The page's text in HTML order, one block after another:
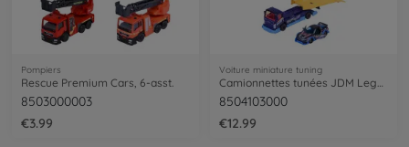
Pompiers
Rescue Premium Cars, 6-asst.
8503000003
€3.99
Voiture miniature tuning
Camionnettes tunées JDM Legends, 3 modèles.
8504103000
€12.99